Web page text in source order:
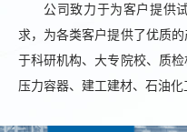
公司致力于为客户提供
求，为各类客户提供了优质
于科研机构、大专院校、质
压力容器、建工建材、石油化